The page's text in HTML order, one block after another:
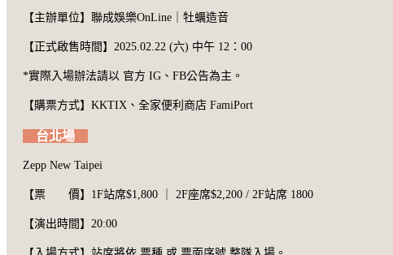
【主辦單位】聯成娛樂OnLine｜牡蠣造音
【正式啟售時間】2025.02.22 (六) 中午 12：00
*實際入場辦法請以 官方 IG、FB公告為主。
【購票方式】KKTIX、全家便利商店 FamiPort
台北場
Zepp New Taipei
【票 價】1F站席$1,800 ｜ 2F座席$2,200 / 2F站席 1800
【演出時間】20:00